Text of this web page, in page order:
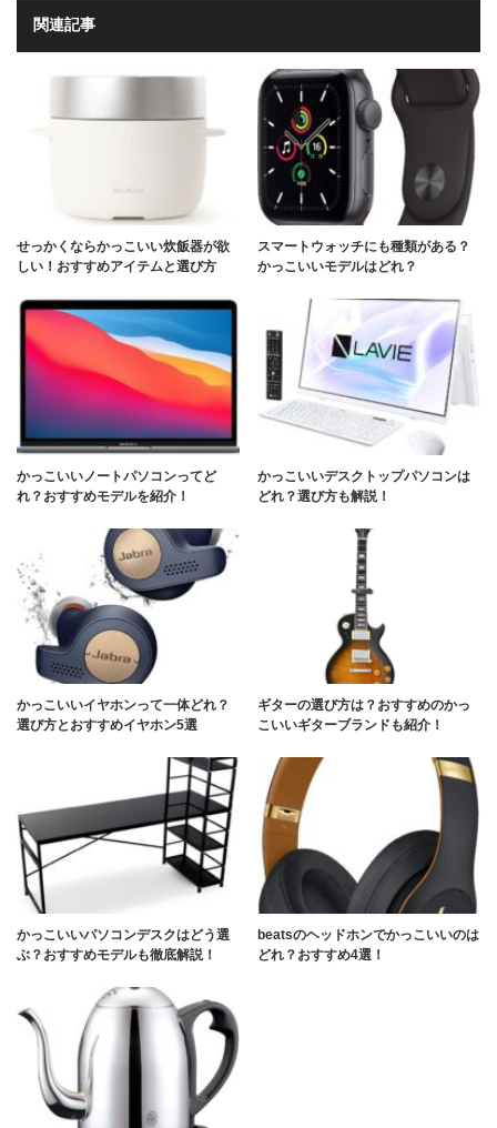
関連記事
せっかくならかっこいい炊飯器が欲
しい！おすすめアイテムと選び方
スマートウォッチにも種類がある？
かっこいいモデルはどれ？
かっこいいノートパソコンってど
れ？おすすめモデルを紹介！
かっこいいデスクトップパソコンは
どれ？選び方も解説！
かっこいいイヤホンって一体どれ？
選び方とおすすめイヤホン5選
ギターの選び方は？おすすめのかっ
こいいギターブランドも紹介！
かっこいいパソコンデスクはどう選
ぶ？おすすめモデルも徹底解説！
beatsのヘッドホンでかっこいいのは
どれ？おすすめ4選！